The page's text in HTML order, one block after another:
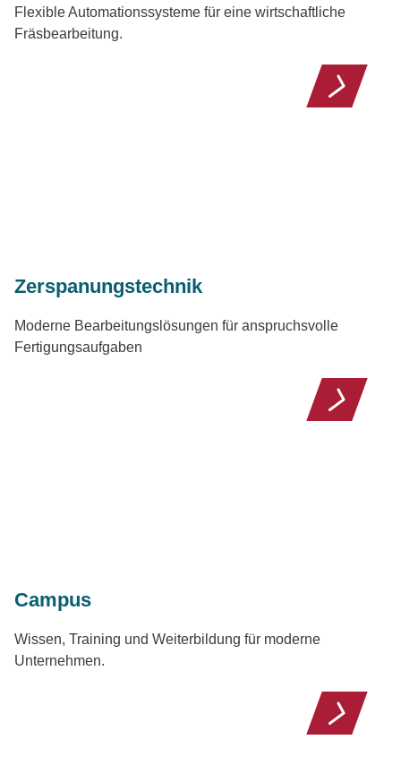
Flexible Automationssysteme für eine wirtschaftliche
Fräsbearbeitung.
Zerspanungstechnik
Moderne Bearbeitungslösungen für anspruchsvolle
Fertigungsaufgaben
Campus
Wissen, Training und Weiterbildung für moderne
Unternehmen.